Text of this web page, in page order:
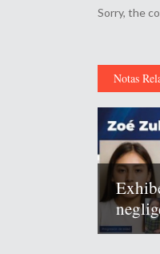
Sorry, the
Notas